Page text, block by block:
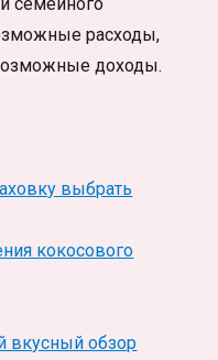
расходы,
доходы.
выбрать
кокосового
вкусный обзор